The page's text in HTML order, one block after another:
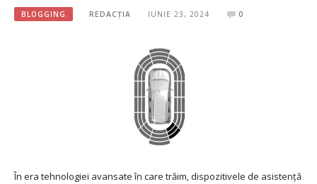
BLOGGING REDACȚIA IUNIE 23, 2024 0
În era tehnologiei avansate în care trăim, dispozitivele de asistență